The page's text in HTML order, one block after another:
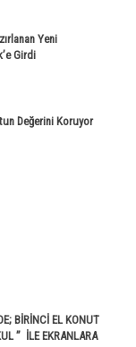
Yeni
Girdi
Değerini Koruyor
BİRİNCİ EL KONUT
” İLE EKRANLARA